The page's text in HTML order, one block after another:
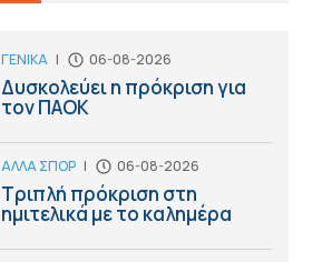
ΓΕΝΙΚΑ | 06-08-2026
Δυσκολεύει η πρόκριση για
τον ΠΑΟΚ
ΑΛΛΑ ΣΠΟΡ | 06-08-2026
Τριπλή πρόκριση στη
ημιτελικά με το καλημέρα